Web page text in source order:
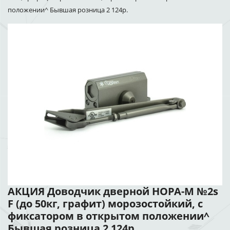
положении^ Бывшая розница 2 124р.
АКЦИЯ Доводчик дверной НОРА-М №2s
F (до 50кг, графит) морозостойкий, с
фиксатором в открытом положении^